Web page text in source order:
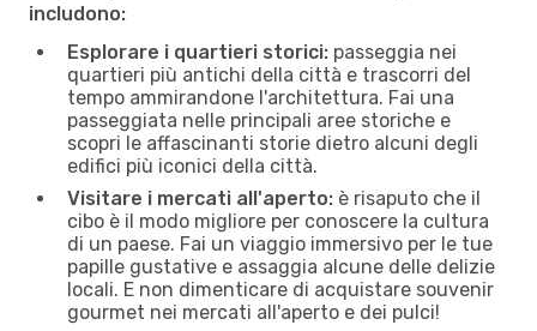
includono:
Esplorare i quartieri storici: passeggia nei
quartieri più antichi della città e trascorri del
tempo ammirandone l'architettura. Fai una
passeggiata nelle principali aree storiche e
scopri le affascinanti storie dietro alcuni degli
edifici più iconici della città.
Visitare i mercati all'aperto: è risaputo che il
cibo è il modo migliore per conoscere la cultura
di un paese. Fai un viaggio immersivo per le tue
papille gustative e assaggia alcune delle delizie
locali. E non dimenticare di acquistare souvenir
gourmet nei mercati all'aperto e dei pulci!